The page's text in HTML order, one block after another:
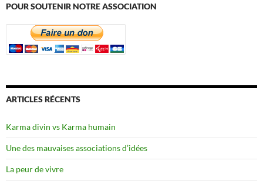
POUR SOUTENIR NOTRE ASSOCIATION
ARTICLES RÉCENTS
Karma divin vs Karma humain
Une des mauvaises associations d’idées
La peur de vivre